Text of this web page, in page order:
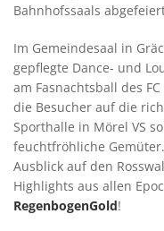
Bahnhofssaals
Im Gemeindesaal in
gepflegte Dance- und
am Fasnachtsball des
die Besucher auf die
Sporthalle in Mörel VS
feuchtfröhliche
Ausblick auf den
Highlights aus allen
RegenbogenGold!